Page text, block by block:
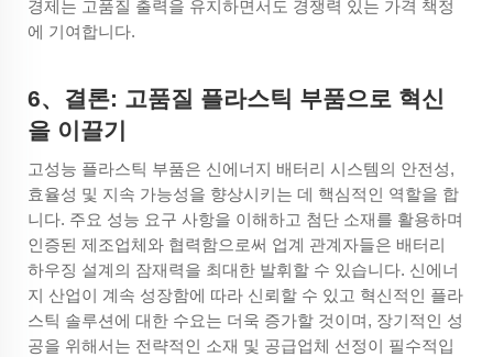
경제는 고품질 출력을 유지하면서도 경쟁력 있는 가격 책정
에 기여합니다.
6、 결론: 고품질 플라스틱 부품으로 혁신
을 이끌기
고성능 플라스틱 부품은 신에너지 배터리 시스템의 안전성,
효율성 및 지속 가능성을 향상시키는 데 핵심적인 역할을 합
니다. 주요 성능 요구 사항을 이해하고 첨단 소재를 활용하며
인증된 제조업체와 협력함으로써 업계 관계자들은 배터리
하우징 설계의 잠재력을 최대한 발휘할 수 있습니다. 신에너
지 산업이 계속 성장함에 따라 신뢰할 수 있고 혁신적인 플라
스틱 솔루션에 대한 수요는 더욱 증가할 것이며, 장기적인 성
공을 위해서는 전략적인 소재 및 공급업체 선정이 필수적입